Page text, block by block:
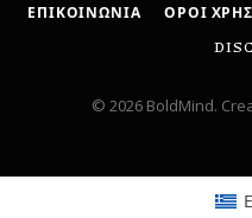
ΕΠΙΚΟΙΝΩΝΙΑ
ΟΡΟΙ
© 2026 BoldMind.